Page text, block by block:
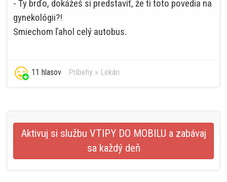
- Ty brďo, dokážeš si predstaviť, že ti toto povedia na
gynekológii?!
Smiechom ľahol celý autobus.
11 hlasov Príbehy » Lekári
Aktivuj si službu VTIPY DO MOBILU a zabávaj
sa každý deň